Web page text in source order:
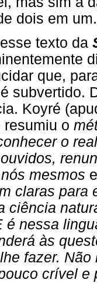
dois em um.
texto da
que,
subvertido.
Koyré
resumiu o
o
mesmos
claras para
ciência
é nessa
às
fazer.
crível e